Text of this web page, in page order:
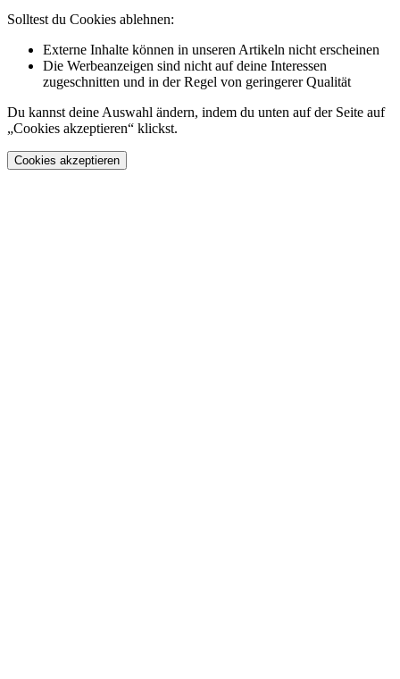
Solltest du Cookies ablehnen:
Externe Inhalte können in unseren Artikeln nicht erscheinen
Die Werbeanzeigen sind nicht auf deine Interessen
zugeschnitten und in der Regel von geringerer Qualität
Du kannst deine Auswahl ändern, indem du unten auf der Seite auf
„Cookies akzeptieren“ klickst.
Cookies akzeptieren